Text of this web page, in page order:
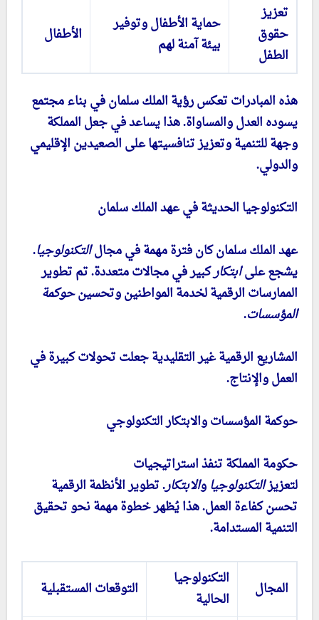
تعزيز
حقوق
الطفل
حماية الأطفال وتوفير
بيئة آمنة لهم
الأطفال
هذه المبادرات تعكس رؤية الملك سلمان في بناء مجتمع
يسوده العدل والمساواة. هذا يساعد في جعل المملكة
وجهة للتنمية وتعزيز تنافسيتها على الصعيدين الإقليمي
والدولي.
التكنولوجيا الحديثة في عهد الملك سلمان
عهد الملك سلمان كان فترة مهمة في مجالالتكنولوجيا.
يشجع علىابتكاركبير في مجالات متعددة. تم تطوير
الممارسات الرقمية لخدمة المواطنين وتحسينحوكمة
المؤسسات.
المشاريع الرقمية غير التقليدية جعلت تحولات كبيرة في
العمل والإنتاج.
حوكمة المؤسسات والابتكار التكنولوجي
حكومة المملكة تنفذ استراتيجيات
لتعزيزالتكنولوجياوالابتكار. تطوير الأنظمة الرقمية
تحسن كفاءة العمل. هذا يُظهر خطوة مهمة نحو تحقيق
التنمية المستدامة.
المجال
التكنولوجيا
الحالية
التوقعات المستقبلية